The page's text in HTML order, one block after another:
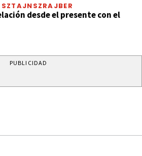
desde el presente con el
PUBLICIDAD